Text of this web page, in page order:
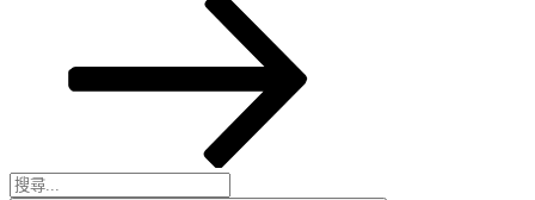
搜